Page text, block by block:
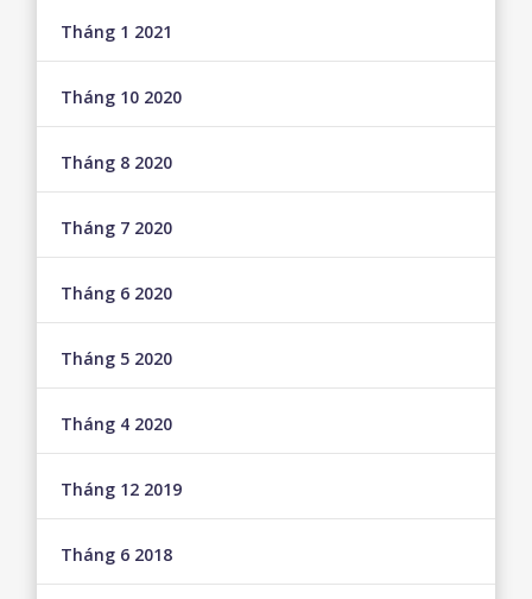
Tháng 1 2021
Tháng 10 2020
Tháng 8 2020
Tháng 7 2020
Tháng 6 2020
Tháng 5 2020
Tháng 4 2020
Tháng 12 2019
Tháng 6 2018